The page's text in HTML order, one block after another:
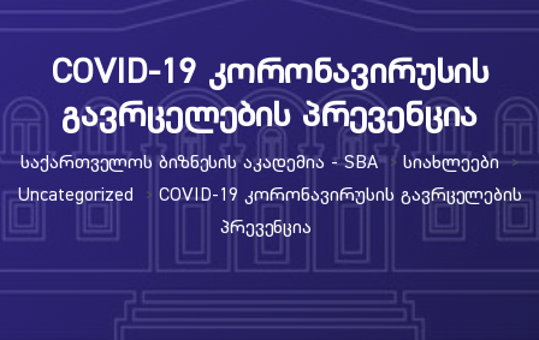
COVID-19 კორონავირუსის
გავრცელების პრევენცია
Საქართველოს Ბიზნესის Აკადემია - SBA > Სიახლეები >
Uncategorized > COVID-19 Კორონავირუსის Გავრცელების
Პრევენცია